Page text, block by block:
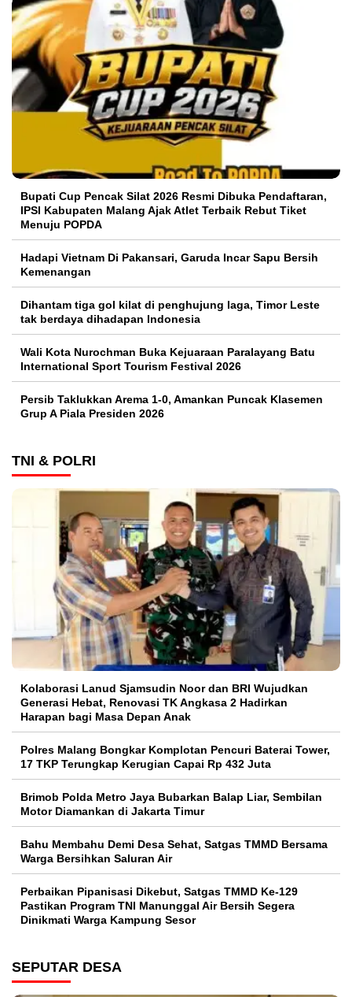
Bupati Cup Pencak Silat 2026 Resmi Dibuka Pendaftaran,
IPSI Kabupaten Malang Ajak Atlet Terbaik Rebut Tiket
Menuju POPDA
Hadapi Vietnam Di Pakansari, Garuda Incar Sapu Bersih
Kemenangan
Dihantam tiga gol kilat di penghujung laga, Timor Leste
tak berdaya dihadapan Indonesia
Wali Kota Nurochman Buka Kejuaraan Paralayang Batu
International Sport Tourism Festival 2026
Persib Taklukkan Arema 1-0, Amankan Puncak Klasemen
Grup A Piala Presiden 2026
TNI & POLRI
Kolaborasi Lanud Sjamsudin Noor dan BRI Wujudkan
Generasi Hebat, Renovasi TK Angkasa 2 Hadirkan
Harapan bagi Masa Depan Anak
Polres Malang Bongkar Komplotan Pencuri Baterai Tower,
17 TKP Terungkap Kerugian Capai Rp 432 Juta
Brimob Polda Metro Jaya Bubarkan Balap Liar, Sembilan
Motor Diamankan di Jakarta Timur
Bahu Membahu Demi Desa Sehat, Satgas TMMD Bersama
Warga Bersihkan Saluran Air
Perbaikan Pipanisasi Dikebut, Satgas TMMD Ke-129
Pastikan Program TNI Manunggal Air Bersih Segera
Dinikmati Warga Kampung Sesor
SEPUTAR DESA